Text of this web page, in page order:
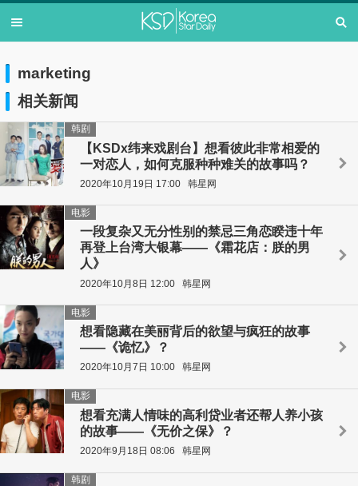
marketing
相关新闻
【KSDx纬来戏剧台】想看彼此非常相爱的
一对恋人，如何克服种种难关的故事吗？
韩剧
2020年10月19日 17:00 韩星网
一段复杂又无分性别的禁忌三角恋睽违十年
再登上台湾大银幕——《霜花店：朕的男
人》
电影
2020年10月8日 12:00 韩星网
想看隐藏在美丽背后的欲望与疯狂的故事
——《诡忆》？
电影
2020年10月7日 10:00 韩星网
想看充满人情味的高利贷业者还帮人养小孩
的故事——《无价之保》？
电影
2020年9月18日 08:06 韩星网
韩剧